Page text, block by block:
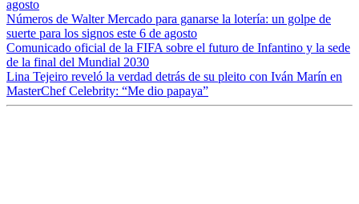
agosto
Números de Walter Mercado para ganarse la lotería: un golpe de
suerte para los signos este 6 de agosto
Comunicado oficial de la FIFA sobre el futuro de Infantino y la sede
de la final del Mundial 2030
Lina Tejeiro reveló la verdad detrás de su pleito con Iván Marín en
MasterChef Celebrity: “Me dio papaya”